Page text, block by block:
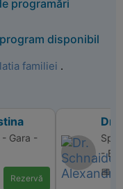
programări
disponibil
familiei .
- Gara -
Rezervă
Dr.
-
📅